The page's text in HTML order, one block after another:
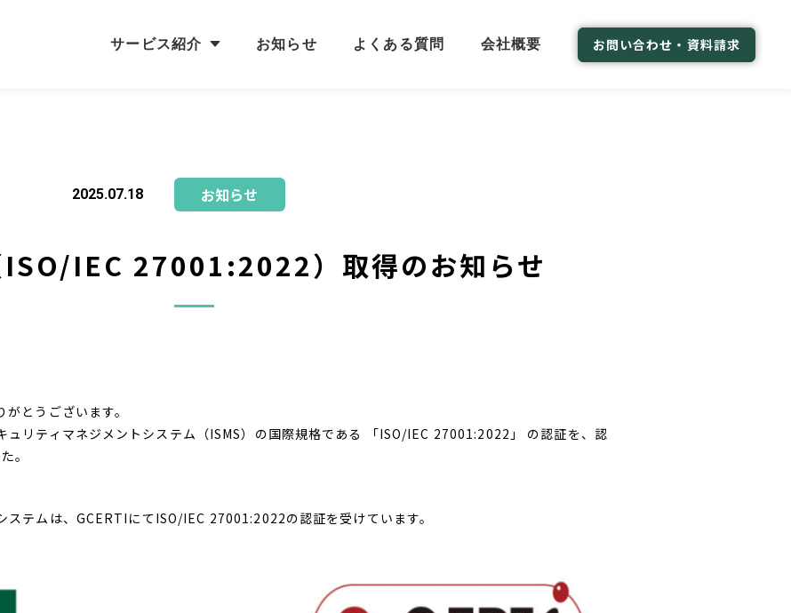
サービス紹介 お知らせ よくある質問 会社概要 お問い合わせ・資料請求
2025.07.18 お知らせ
ISO/IEC 27001:2022）取得のお知らせ
とうございます。
ュリティマネジメントシステム（ISMS）の国際規格である 「ISO/IEC 27001:2022」 の認証を、認
。
テムは、GCERTIにてISO/IEC 27001:2022の認証を受けています。